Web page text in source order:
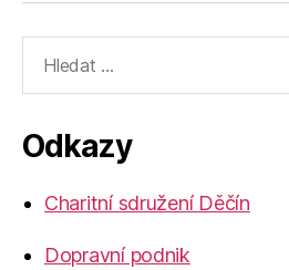
vyhledávání:
Odkazy
Charitní sdružení Děčín
Dopravní podnik